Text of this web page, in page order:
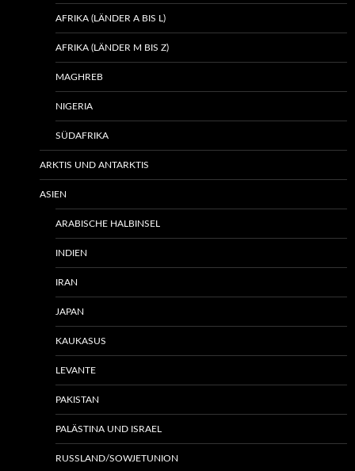
AFRIKA (LÄNDER A BIS L)
AFRIKA (LÄNDER M BIS Z)
MAGHREB
NIGERIA
SÜDAFRIKA
ARKTIS UND ANTARKTIS
ASIEN
ARABISCHE HALBINSEL
INDIEN
IRAN
JAPAN
KAUKASUS
LEVANTE
PAKISTAN
PALÄSTINA UND ISRAEL
RUSSLAND/SOWJETUNION